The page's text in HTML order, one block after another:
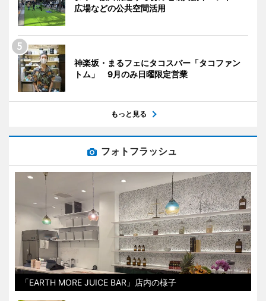
広場などの公共空間活用
神楽坂・まるフェにタコスバー「タコファン
トム」 9月のみ日曜限定営業
もっと見る
フォトフラッシュ
「EARTH MORE JUICE BAR」店内の様子